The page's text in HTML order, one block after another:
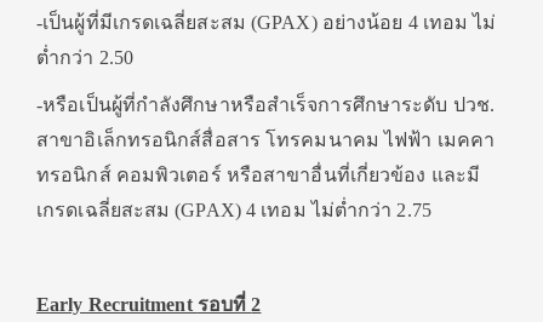
-เป็นผู้ที่มีเกรดเฉลี่ยสะสม (GPAX) อย่างน้อย 4 เทอม ไม่
ต่ำกว่า 2.50
-หรือเป็นผู้ที่กำลังศึกษาหรือสำเร็จการศึกษาระดับ ปวช.
สาขาอิเล็กทรอนิกส์สื่อสาร โทรคมนาคม ไฟฟ้า เมคคา
ทรอนิกส์ คอมพิวเตอร์ หรือสาขาอื่นที่เกี่ยวข้อง และมี
เกรดเฉลี่ยสะสม (GPAX) 4 เทอม ไม่ต่ำกว่า 2.75
Early Recruitment รอบที่2